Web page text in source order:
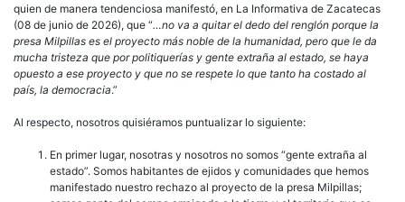
quien de manera tendenciosa manifestó, en La Informativa de Zacatecas
(08 de junio de 2026), que “…no va a quitar el dedo del renglón porque la
presa Milpillas es el proyecto más noble de la humanidad, pero que le da
mucha tristeza que por politiquerías y gente extraña al estado, se haya
opuesto a ese proyecto y que no se respete lo que tanto ha costado al
país, la democracia.”
Al respecto, nosotros quisiéramos puntualizar lo siguiente:
En primer lugar, nosotras y nosotros no somos “gente extraña al
estado”. Somos habitantes de ejidos y comunidades que hemos
manifestado nuestro rechazo al proyecto de la presa Milpillas;